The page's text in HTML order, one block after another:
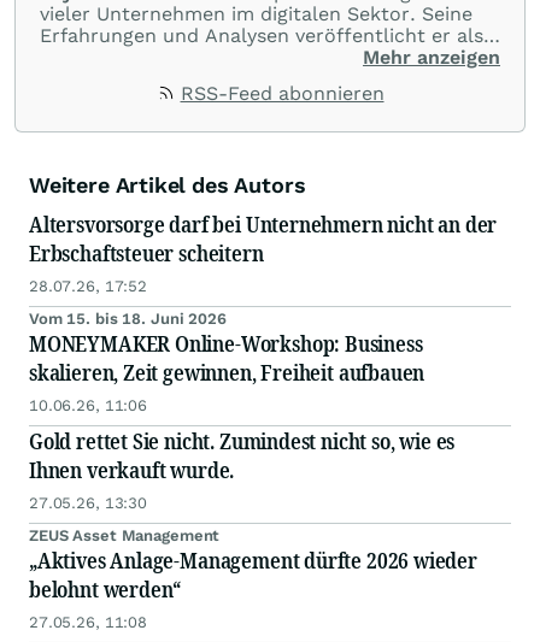
vieler Unternehmen im digitalen Sektor. Seine
Erfahrungen und Analysen veröffentlicht er als
seiner Leidenschaft für Aktien profitieren.
Mehr anzeigen
RSS-Feed abonnieren
Weitere Artikel des Autors
Altersvorsorge darf bei Unternehmern nicht an der
Erbschaftsteuer scheitern
28.07.26, 17:52
Vom 15. bis 18. Juni 2026
MONEYMAKER Online-Workshop: Business
skalieren, Zeit gewinnen, Freiheit aufbauen
10.06.26, 11:06
Gold rettet Sie nicht. Zumindest nicht so, wie es
Ihnen verkauft wurde.
27.05.26, 13:30
ZEUS Asset Management
„Aktives Anlage-Management dürfte 2026 wieder
belohnt werden“
27.05.26, 11:08